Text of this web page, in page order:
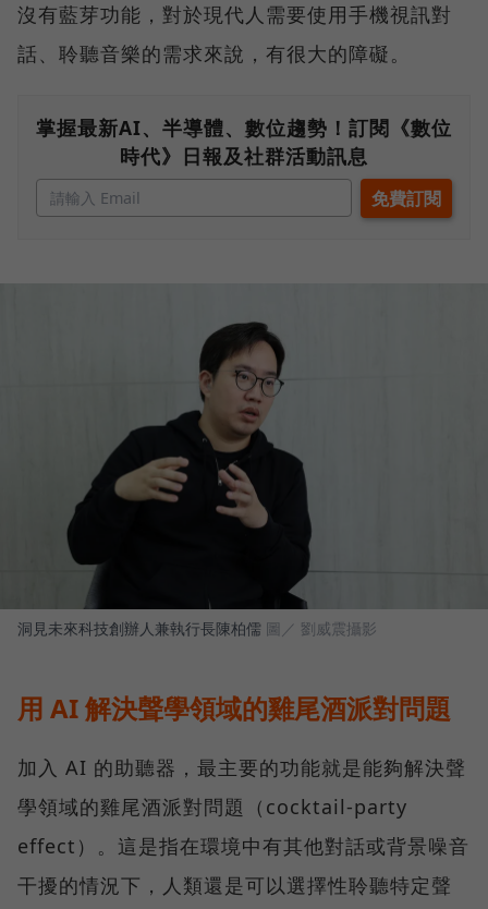
沒有藍芽功能，對於現代人需要使用手機視訊對
話、聆聽音樂的需求來說，有很大的障礙。
掌握最新AI、半導體、數位趨勢！訂閱《數位
時代》日報及社群活動訊息
洞見未來科技創辦人兼執行長陳柏儒 圖／ 劉威震攝影
用 AI 解決聲學領域的雞尾酒派對問題
加入 AI 的助聽器，最主要的功能就是能夠解決聲
學領域的雞尾酒派對問題（cocktail-party
effect）。這是指在環境中有其他對話或背景噪音
干擾的情況下，人類還是可以選擇性聆聽特定聲